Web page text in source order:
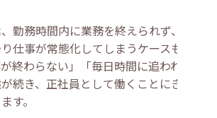
勤務時間内に業務を終えられず、残業
仕事が常態化してしまうケースもある
終わらない」「毎日時間に追われてい
続き、正社員として働くことにきつさ
す。